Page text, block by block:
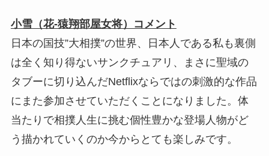
小雪（花-猿翔部屋女将）コメント
日本の国技”大相撲”の世界、日本人である私も裏側
は全く知り得ないサンクチュアリ、まさに聖域の
タブーに切り込んだNetflixならではの刺激的な作品
にまた参加させていただくことになりました。体
当たりで相撲人生に挑む個性豊かな登場人物がど
う描かれていくのか今からとても楽しみです。